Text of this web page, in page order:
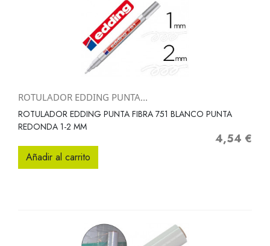
ROTULADOR EDDING PUNTA...
ROTULADOR EDDING PUNTA FIBRA 751 BLANCO PUNTA
REDONDA 1-2 MM
Precio
4,54 €
Añadir al carrito